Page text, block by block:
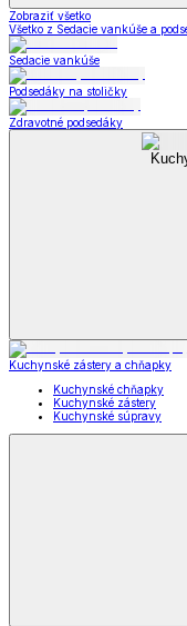
Zobraziť všetko
Všetko z Sedacie vankúše a
Sedacie vankúše
Podsedáky na stoličky
Zdravotné podsedáky
Kuchynské zástery a chňapky
Kuchynské chňapky
Kuchynské zástery
Kuchynské súpravy